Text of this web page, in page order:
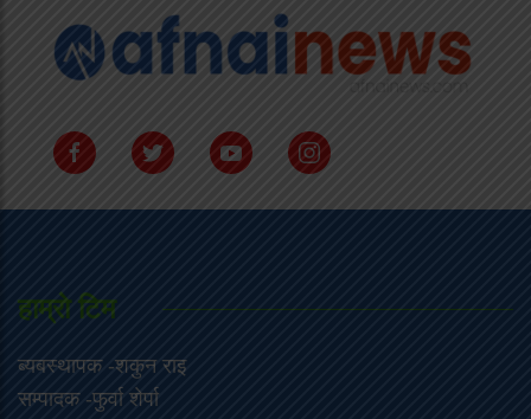
हाम्राे टिम
ब्यबस्थापक -शकुन राइ
सम्पादक -फुर्वा शेर्पा